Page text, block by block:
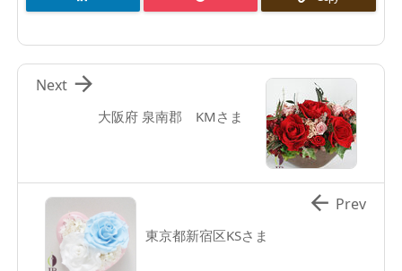
大阪府 泉南郡 KMさま

Next
東京都新宿区KSさま
 Prev